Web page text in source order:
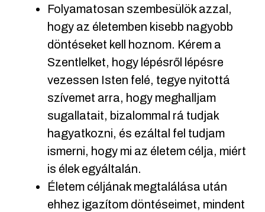
Folyamatosan szembesülök azzal,
hogy az életemben kisebb nagyobb
döntéseket kell hoznom. Kérem a
Szentlelket, hogy lépésről lépésre
vezessen Isten felé, tegye nyitottá
szívemet arra, hogy meghalljam
sugallatait, bizalommal rá tudjak
hagyatkozni, és ezáltal fel tudjam
ismerni, hogy mi az életem célja, miért
is élek egyáltalán.
Életem céljának megtalálása után
ehhez igazítom döntéseimet, mindent